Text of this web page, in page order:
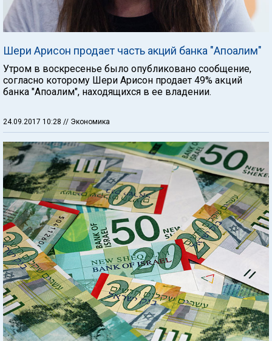
Шери Арисон продает часть акций банка "Апоалим"
Утром в воскресенье было опубликовано сообщение,
согласно которому Шери Арисон продает 49% акций
банка "Апоалим", находящихся в ее владении.
24.09.2017 10:28 // Экономика